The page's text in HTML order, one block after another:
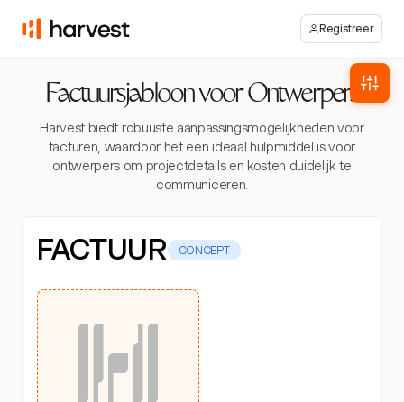
Registreer
Factuursjabloon voor Ontwerpers
Harvest biedt robuuste aanpassingsmogelijkheden voor
facturen, waardoor het een ideaal hulpmiddel is voor
ontwerpers om projectdetails en kosten duidelijk te
communiceren.
FACTUUR CONCEPT